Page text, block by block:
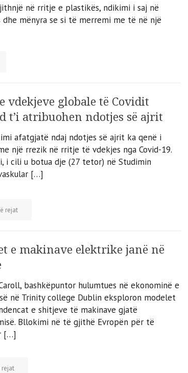
në rritje e plastikës, ndikimi i saj në
mënyra se si të merremi me të në një
vdekjeve globale të Covidit
t’i atribuohen ndotjes së ajrit
afatgjatë ndaj ndotjes së ajrit ka qenë i
një rrezik në rritje të vdekjes nga Covid-19.
i cili u botua dje (27 tetor) në Studimin
[…]
rejat
e makinave elektrike janë në
bashkëpuntor hulumtues në ekonominë e
në Trinity college Dublin eksploron modelet
e shitjeve të makinave gjatë
Bllokimi në të gjithë Evropën për të
[…]
rejat